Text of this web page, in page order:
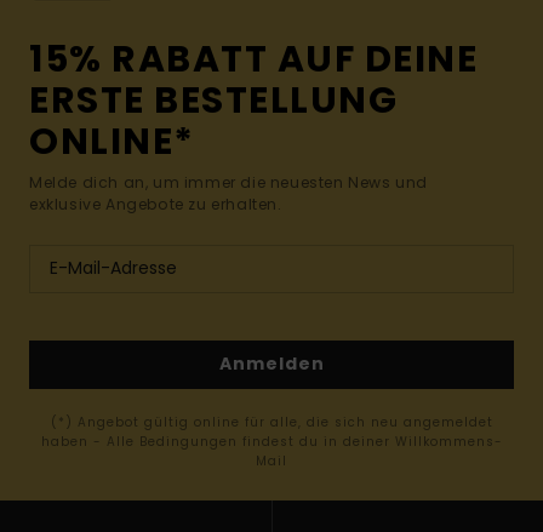
15% RABATT AUF DEINE
ERSTE BESTELLUNG
ONLINE*
Melde dich an, um immer die neuesten News und
exklusive Angebote zu erhalten.
Anmelden
(*) Angebot gültig online für alle, die sich neu angemeldet
haben - Alle Bedingungen findest du in deiner Willkommens-
Mail